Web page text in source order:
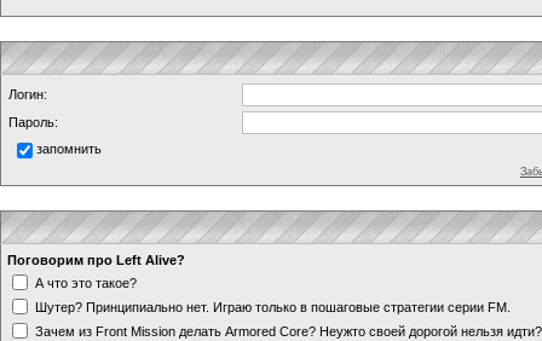
Логин:
Пароль:
запомнить
Поговорим про Left Alive?
А что это такое?
Шутер? Принципиально нет. Играю только в пошаговые стратегии серии FM.
Зачем из Front Mission делать Armored Core? Неужто своей дорогой нельзя